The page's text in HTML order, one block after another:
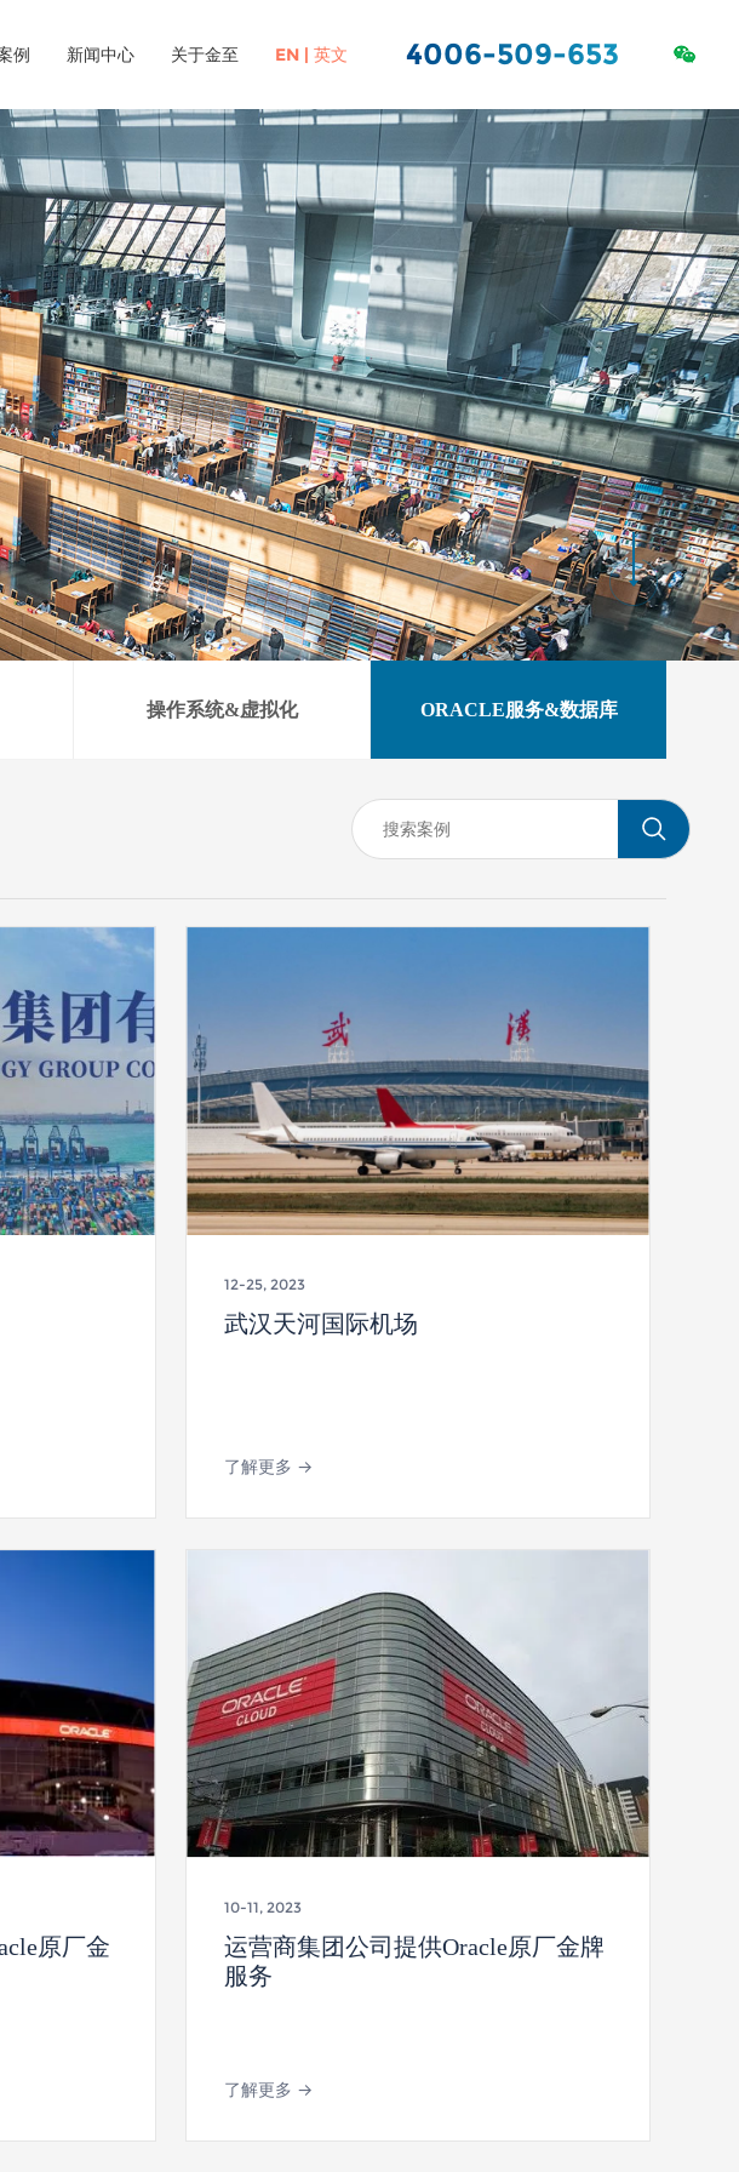
例 新闻中心 关于金至 EN | 英文 4006-509-653
RFID解决方案 高校图书馆RFID解决方案 中小
工作站--双屏 图书标签
操作系统&虚拟化
ORACLE服务&数据
库
联系我们 社会责任
操作系统&虚拟化 ORACLE服务&数据库
12-25, 2023
武汉天河国际机场
了解更多 →
原厂金
10-11, 2023
运营商集团公司提供Oracle原厂金牌
服务
了解更多 →